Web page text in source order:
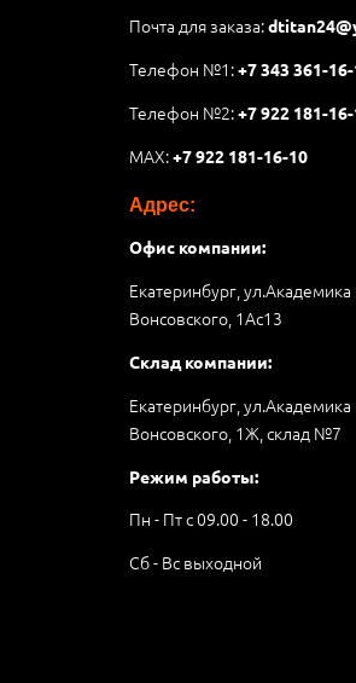
Почта для заказа:
Телефон №1:+7 343 361-
Телефон №2:+7 922 181-
MAX:+7 922 181-16-10
Адрес:
Офис компании:
Екатеринбург, ул.Академика
Вонсовского, 1Аc13
Склад компании:
Екатеринбург, ул.Академика
Вонсовского, 1Ж, склад №7
Режим работы:
Пн - Пт с 09.00 - 18.00
Сб - Вс выходной